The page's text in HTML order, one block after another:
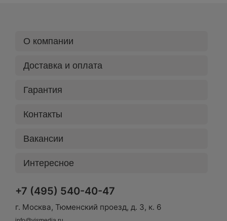
О компании
Доставка и оплата
Гарантия
Контакты
Вакансии
Интересное
+7 (495) 540-40-47
г. Москва, Тюменский проезд, д. 3, к. 6